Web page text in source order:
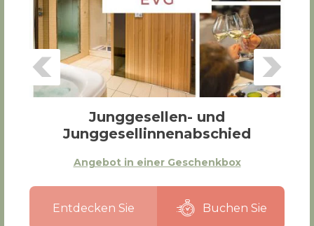
Junggesellen- und
Junggesellinnenabschied
Angebot in einer Geschenkbox
Entdecken Sie Buchen Sie